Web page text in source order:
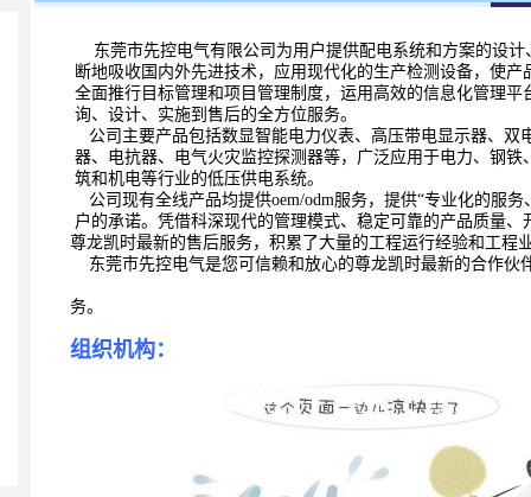
东莞市先控电气有限公司为用户提供配电系统和方案的设
断地吸收国内外先进技术，应用现代化的生产检测设备，使产
全面推行目标管理和项目管理制度，运用高效的信息化管理平
询、设计、实施到售后的全方位服务。
公司主要产品包括数显智能电力仪表、高压带电显示器、双
器、电抗器、电气火灾监控探测器等，广泛应用于电力、钢铁
筑和机电等行业的低压供电系统。
公司现有全线产品均提供oem/odm服务，提供“专业化的服
户的承诺。凭借科深现代的管理模式、稳定可靠的产品质量、
尊龙凯时最新的售后服务，积累了大量的工程运行经验和 工程
东莞市先控电气是您可信赖和放心的尊龙凯时最新的合作
务。
组织机构：